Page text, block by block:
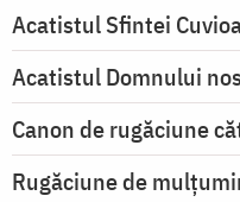
Acatistul Sfintei
Acatistul Domnului
Canon de rugăciune
Rugăciune de